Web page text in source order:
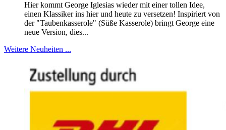
Hier kommt George Iglesias wieder mit einer tollen Idee,
einen Klassiker ins hier und heute zu versetzen! Inspiriert von
der "Taubenkasserole" (Süße Kasserole) bringt George eine
neue Version, dies...
Weitere Neuheiten ...